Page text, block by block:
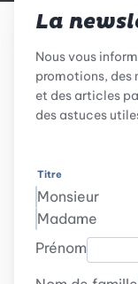
La
Nous vous
promotions, des
et des articles
des astuces
Titre
Monsieur
Madame
Prénom